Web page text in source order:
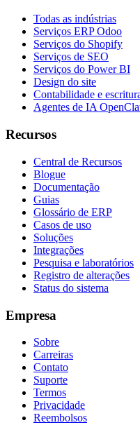
Todas as indústrias
Serviços ERP Odoo
Serviços do Shopify
Serviços de SEO
Serviços do Power BI
Design do site
Contabilidade e
Agentes de IA
Recursos
Central de Recursos
Blogue
Documentação
Guias
Glossário de ERP
Casos de uso
Soluções
Integrações
Pesquisa e laboratórios
Registro de alterações
Status do sistema
Empresa
Sobre
Carreiras
Contato
Suporte
Termos
Privacidade
Reembolsos